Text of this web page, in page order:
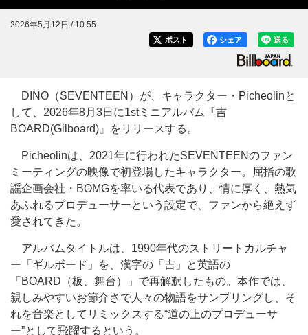
2026年5月12日 / 10:55
送る
シェア
ポスト
DINO（SEVENTEEN）が、キャラクター・Picheolinと
して、2026年8月3日に1stミニアルバム『吉
BOARD(Gilboard)』をリリースする。
Picheolinは、2021年に行われたSEVENTEENのファン
ミーティングの映像で初登場したキャラクター。屈指の歌
謡企画会社・BOMGを率いる代表であり、情に厚く、熱気
あふれるプロデューサーという設定で、ファンから絶えず
愛されてきた。
アルバムタイトルは、1990年代のストリートカルチャ
ー「ギルボード」を、漢字の「吉」と英語の
「BOARD（板、舞台）」で再解釈したもの。本作では、
親しみやすいお節介さで人々の物語をサンプリングし、そ
れを音楽としてリミックスする“道の上のプロデューサ
ー”として飛躍するという。